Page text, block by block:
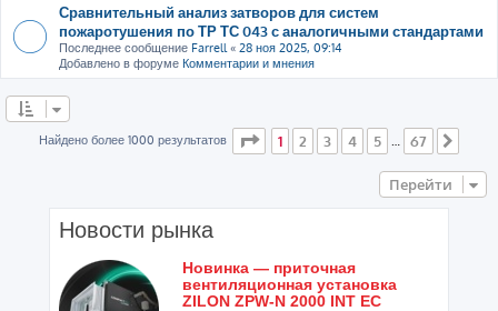
Сравнительный анализ затворов для систем
пожаротушения по ТР ТС 043 с аналогичными стандартами
Последнее сообщение Farrell « 28 ноя 2025, 09:14
Добавлено в форуме Комментарии и мнения
Найдено более 1000 результатов Страница из 67
1 2 3 4 5 67
Перейти
Новости рынка
Новинка — приточная
вентиляционная установка
ZILON ZPW-N 2000 INT EC